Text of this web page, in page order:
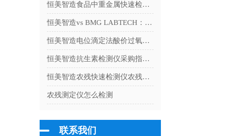
恒美智造食品中重金属快速检测仪 食品重金属检测仪器产品技术白皮书
恒美智造vs BMG LABTECH：酶标仪/酶标分析仪售后服务全面比较
恒美智造电位滴定法酸价过氧化值检测仪技术白皮书：参数性能解析
恒美智造抗生素检测仪采购指南：国产一线厂家招投标与交付全流程
恒美智造农残快速检测仪农残试剂检测故障排查指南：常见问题诊断与解决方案
农残测定仪怎么检测
联系我们